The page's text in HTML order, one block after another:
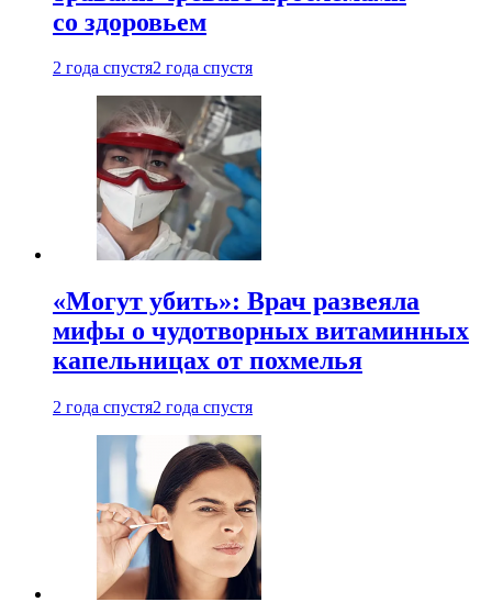
со здоровьем
2 года спустя2 года спустя
«Могут убить»: Врач развеяла
мифы о чудотворных витаминных
капельницах от похмелья
2 года спустя2 года спустя